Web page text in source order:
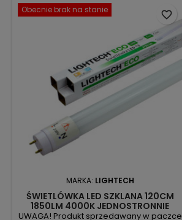
Obecnie brak na stanie
MARKA: LIGHTECH
ŚWIETLÓWKA LED SZKLANA 120CM
1850LM 4000K JEDNOSTRONNIE
ZASILANA 131434 LIGHTECH
UWAGA! Produkt sprzedawany w paczce
favorite_border